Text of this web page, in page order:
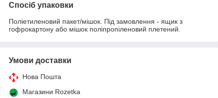
Спосіб упаковки
Поліетиленовий пакет/мішок. Під замовлення - ящик з
гофрокартону або мішок поліпропіленовий плетений.
Умови доставки
Нова Пошта
Магазини Rozetka